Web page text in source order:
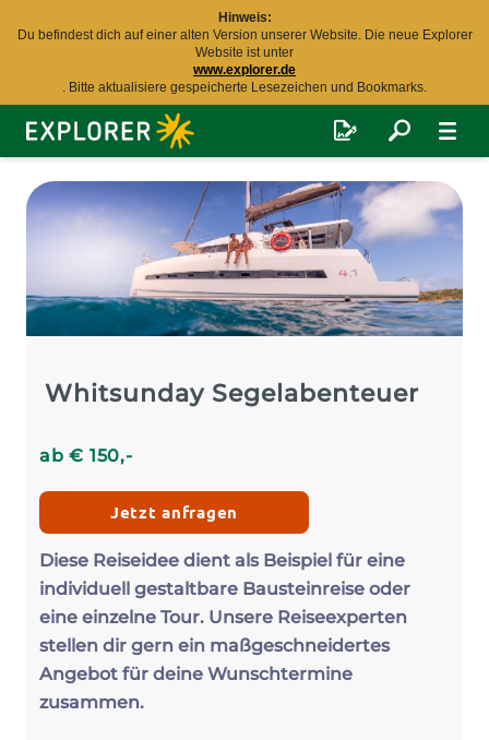
Hinweis:
Du befindest dich auf einer alten Version unserer Website. Die neue Explorer
Website ist unter
www.explorer.de
. Bitte aktualisiere gespeicherte Lesezeichen und Bookmarks.
Explorer
Fernreisen
Whitsunday Segelabenteuer
ab€ 150,-
Jetzt anfragen
Diese Reiseidee dient als Beispiel für eine
individuell gestaltbare Bausteinreise oder
eine einzelne Tour. Unsere Reiseexperten
stellen dir gern ein maßgeschneidertes
Angebot für deine Wunschtermine
zusammen.